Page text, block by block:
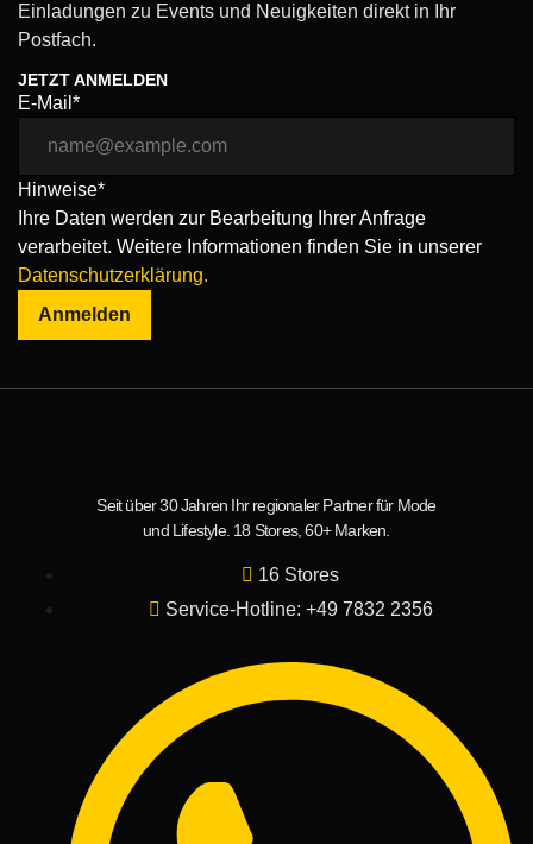
Einladungen zu Events und Neuigkeiten direkt in Ihr
Postfach.
JETZT ANMELDEN
E-Mail*
Hinweise*
Ihre Daten werden zur Bearbeitung Ihrer Anfrage
verarbeitet. Weitere Informationen finden Sie in unserer
Datenschutzerklärung.
Anmelden
Seit über 30 Jahren Ihr regionaler Partner für Mode
und Lifestyle. 18 Stores, 60+ Marken.
16 Stores
Service-Hotline: +49 7832 2356